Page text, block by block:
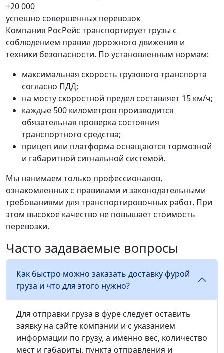
+20 000
успешно совершенных перевозок
Компания РосРейс транспортирует грузы с
соблюдением правил дорожного движения и
техники безопасности. По установленным нормам:
максимальная скорость грузового транспорта
согласно ПДД;
на мосту скоростной предел составляет 15 км/ч;
каждые 500 километров производится
обязательная проверка состояния
транспортного средства;
прицеп или платформа оснащаются тормозной
и габаритной сигнальной системой.
Мы нанимаем только профессионалов,
ознакомленных с правилами и законодательными
требованиями для транспортировочных работ. При
этом высокое качество не повышает стоимость
перевозки.
Часто задаваемые вопросы
Как быстро можно заказать доставку фурой
груза и что для этого нужно?
Для отправки груза в фуре следует оставить
заявку на сайте компании и с указанием
информации по грузу, а именно вес, количество
мест и габариты, пункта отправления и